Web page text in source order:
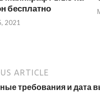
бесплатно
2021
ARTICLE
требования и дата